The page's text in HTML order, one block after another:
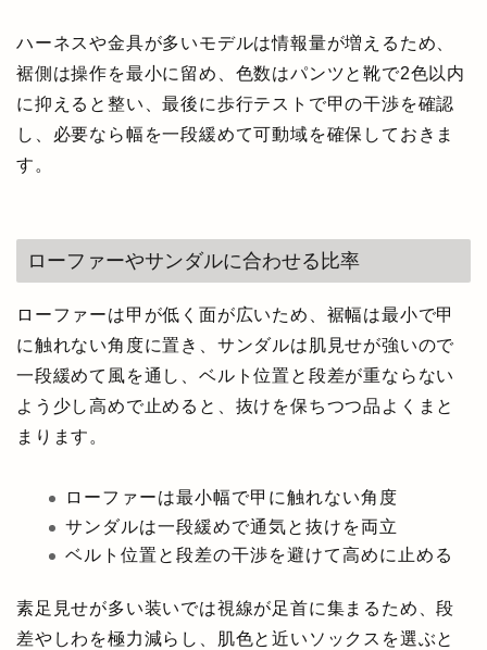
ハーネスや金具が多いモデルは情報量が増えるため、
裾側は操作を最小に留め、色数はパンツと靴で2色以内
に抑えると整い、最後に歩行テストで甲の干渉を確認
し、必要なら幅を一段緩めて可動域を確保しておきま
す。
ローファーやサンダルに合わせる比率
ローファーは甲が低く面が広いため、裾幅は最小で甲
に触れない角度に置き、サンダルは肌見せが強いので
一段緩めて風を通し、ベルト位置と段差が重ならない
よう少し高めで止めると、抜けを保ちつつ品よくまと
まります。
ローファーは最小幅で甲に触れない角度
サンダルは一段緩めで通気と抜けを両立
ベルト位置と段差の干渉を避けて高めに止める
素足見せが多い装いでは視線が足首に集まるため、段
差やしわを極力減らし、肌色と近いソックスを選ぶと